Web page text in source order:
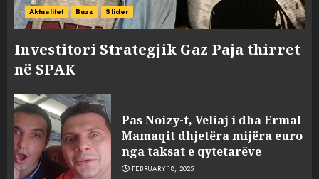
Aktualitet Buzz Slider
Investitori Strategjik Gaz Paja thirret
në SPAK
Pas Noizy-t, Veliaj i dha Ermal
Mamaqit dhjetëra mijëra euro
nga taksat e qytetarëve
FEBRUARY 18, 2025